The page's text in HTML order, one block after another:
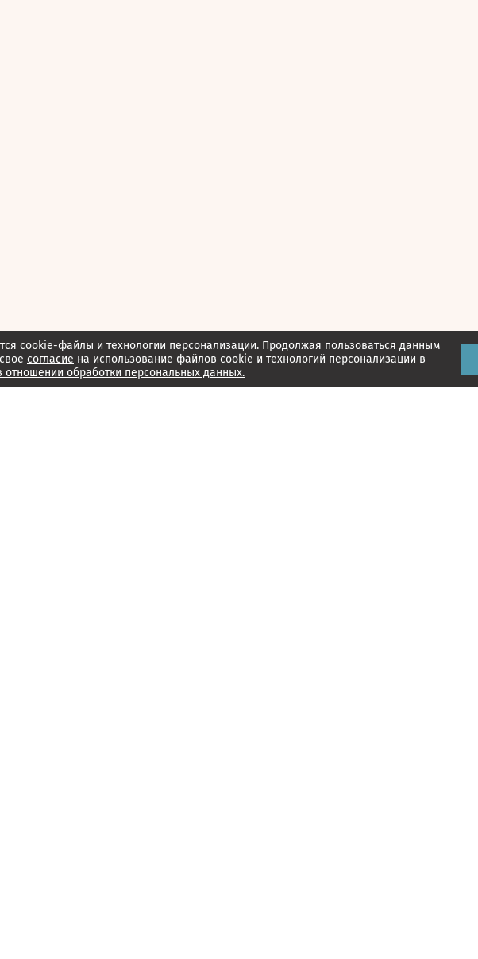
cookie-файлы и технологии персонализации. Продолжая пользоваться данным
согласие на использование файлов cookie и технологий персонализации в
отношении обработки персональных данных.